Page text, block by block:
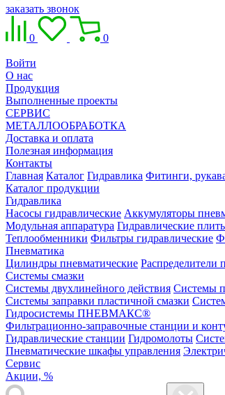
заказать звонок
0 0
Войти
О нас
Продукция
Выполненные проекты
СЕРВИС
МЕТАЛЛООБРАБОТКА
Доставка и оплата
Полезная информация
Контакты
Главная Каталог Гидравлика Фитинги,
Каталог продукции
Гидравлика
Насосы гидравлические Аккумуляторы
Модульная аппаратура Гидравлические
Теплообменники Фильтры гидравлические
Пневматика
Цилиндры пневматические Распределители
Системы смазки
Системы двухлинейного действия Системы
Системы заправки пластичной смазки
Гидросистемы ПНЕВМАКС®
Фильтрационно-заправочные станции и
Гидравлические станции Гидромолоты
Пневматические шкафы управления
Сервис
Акции, %